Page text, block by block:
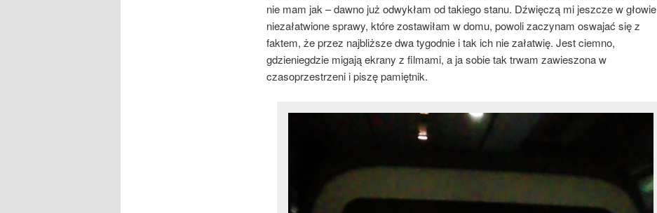
nie mam jak – dawno już odwykłam od takiego stanu. Dźwięczą mi jeszcze w głowie
niezałatwione sprawy, które zostawiłam w domu, powoli zaczynam oswajać się z
faktem, że przez najbliższe dwa tygodnie i tak ich nie załatwię. Jest ciemno,
gdzieniegdzie migają ekrany z filmami, a ja sobie tak trwam zawieszona w
czasoprzestrzeni i piszę pamiętnik.